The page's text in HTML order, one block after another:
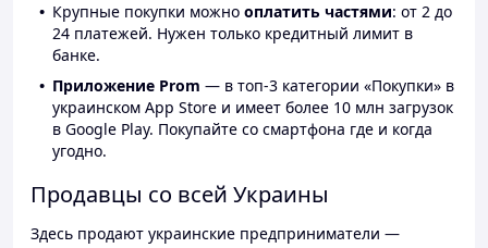
Крупные покупки можно оплатить частями: от 2 до
24 платежей. Нужен только кредитный лимит в
банке.
Приложение Prom — в топ-3 категории «Покупки» в
украинском App Store и имеет более 10 млн загрузок
в Google Play. Покупайте со смартфона где и когда
угодно.
Продавцы со всей Украины
Здесь продают украинские предприниматели —